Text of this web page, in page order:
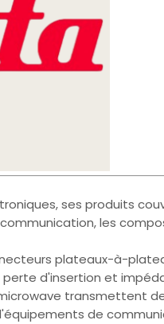
ses produits
les
plateaux-à-
d'insertion et
transmettent
de